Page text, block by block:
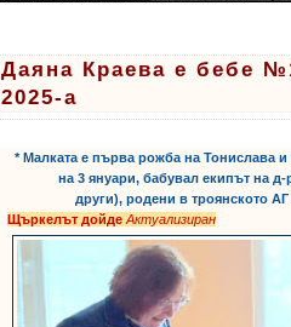
Даяна Краева е бебе
2025-а
* Малката е първа рожба на Тонислава
на 3 януари, бабувал екипът на
други), родени в троянското АГ
Щъркелът дойдеАктуализиран